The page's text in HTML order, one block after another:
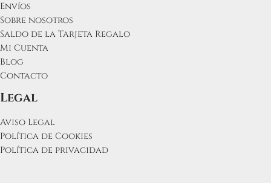
Envíos
Sobre nosotros
Saldo de la Tarjeta Regalo
Mi Cuenta
Blog
Contacto
Legal
Aviso Legal
Política de Cookies
Política de privacidad